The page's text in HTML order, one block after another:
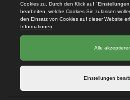
Dein Sportverein online